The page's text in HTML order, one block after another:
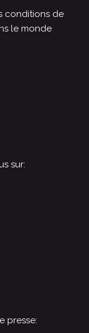
conditions de
le monde
sur:
presse: